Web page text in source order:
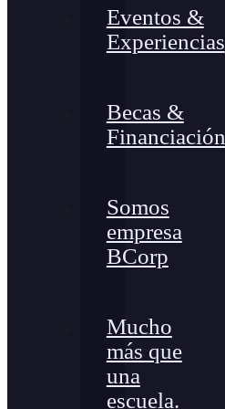
Eventos &
Experiencias
Becas &
Financiación
Somos
empresa
BCorp
Mucho
más que
una
escuela.